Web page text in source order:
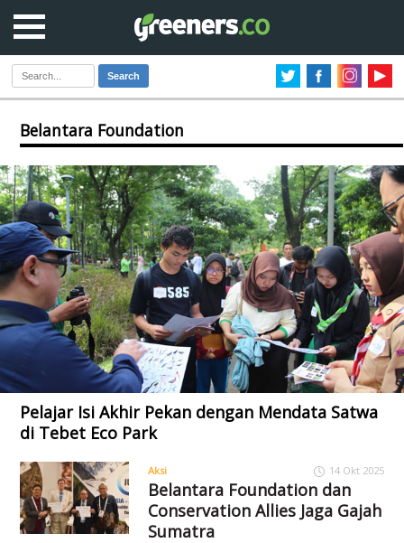
Search
Belantara Foundation
Pelajar Isi Akhir Pekan dengan Mendata Satwa
di Tebet Eco Park
Aksi 14 Okt 2025
Belantara Foundation dan
Conservation Allies Jaga Gajah
Sumatra